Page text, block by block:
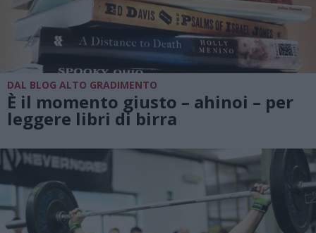
DAL BLOG ALTO GRADIMENTO
È il momento giusto – ahinoi – per
leggere libri di birra